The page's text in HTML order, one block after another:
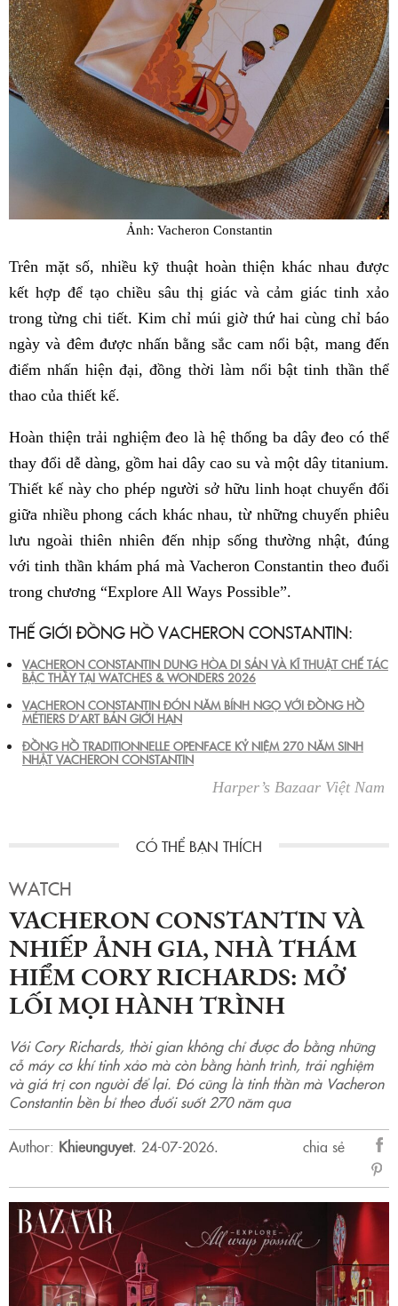
Ảnh: Vacheron Constantin
Trên mặt số, nhiều kỹ thuật hoàn thiện khác nhau được
kết hợp để tạo chiều sâu thị giác và cảm giác tinh xảo
trong từng chi tiết. Kim chỉ múi giờ thứ hai cùng chỉ báo
ngày và đêm được nhấn bằng sắc cam nổi bật, mang đến
điểm nhấn hiện đại, đồng thời làm nổi bật tinh thần thể
thao của thiết kế.
Hoàn thiện trải nghiệm đeo là hệ thống ba dây đeo có thể
thay đổi dễ dàng, gồm hai dây cao su và một dây titanium.
Thiết kế này cho phép người sở hữu linh hoạt chuyển đổi
giữa nhiều phong cách khác nhau, từ những chuyến phiêu
lưu ngoài thiên nhiên đến nhịp sống thường nhật, đúng
với tinh thần khám phá mà Vacheron Constantin theo đuổi
trong chương “Explore All Ways Possible”.
THẾ GIỚI ĐỒNG HỒ VACHERON CONSTANTIN:
VACHERON CONSTANTIN DUNG HÒA DI SẢN VÀ KĨ THUẬT CHẾ TÁC
BẬC THẦY TẠI WATCHES & WONDERS 2026
VACHERON CONSTANTIN ĐÓN NĂM BÍNH NGỌ VỚI ĐỒNG HỒ
MÉTIERS D’ART BẢN GIỚI HẠN
ĐỒNG HỒ TRADITIONNELLE OPENFACE KỶ NIỆM 270 NĂM SINH
NHẬT VACHERON CONSTANTIN
Harper’s Bazaar Việt Nam
WATCH
VACHERON CONSTANTIN VÀ
NHIẾP ẢNH GIA, NHÀ THÁM
HIỂM CORY RICHARDS: MỞ
LỐI MỌI HÀNH TRÌNH
Với Cory Richards, thời gian không chỉ được đo bằng những
cỗ máy cơ khí tinh xảo mà còn bằng hành trình, trải nghiệm
và giá trị con người để lại. Đó cũng là tinh thần mà Vacheron
Constantin bền bỉ theo đuổi suốt 270 năm qua
Author: Khieunguyet. 24-07-2026.
chia sẻ
sẻ